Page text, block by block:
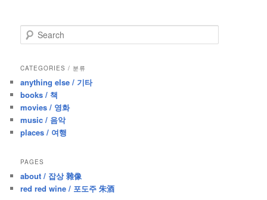
e
r
h
CATEGORIES / 분류
anything else / 기타
books / 책
movies / 영화
music / 음악
places / 여행
PAGES
about / 잡상 雜像
red red wine / 포도주 朱酒